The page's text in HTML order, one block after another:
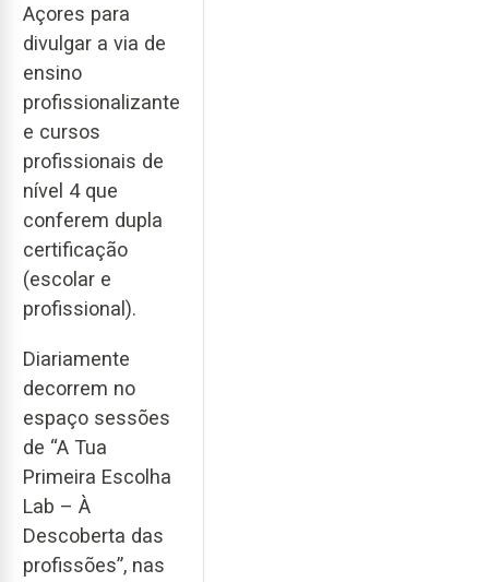
Açores para
divulgar a via de
ensino
profissionalizante
e cursos
profissionais de
nível 4 que
conferem dupla
certificação
(escolar e
profissional).
Diariamente
decorrem no
espaço sessões
de “A Tua
Primeira Escolha
Lab – À
Descoberta das
profissões”, nas